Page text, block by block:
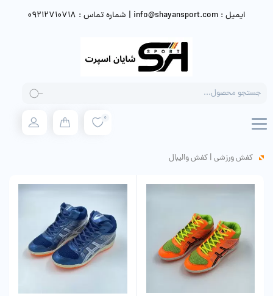
ایمیل : info@shayansport.com | شماره تماس : 09212710718
search
0
کفش ورزشی | کفش والیبال